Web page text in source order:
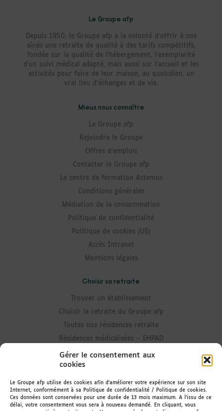
Gérer le consentement aux
cookies
Le Groupe afp utilise des cookies afin d’améliorer votre expérience sur son site
Internet, conformément à sa Politique de confidentialité / Politique de cookies.
Ces données sont conservées pour une durée de 13 mois maximum. A l’issu de ce
délai, votre consentement vous sera à nouveau demandé. En cliquant, vous
Le Groupe afp
Depuis 1950, le Groupe afp a la volonté d’offrir à nos
aînés une retraite de qualité à des tarifs compétitifs,
fondée sur la qualité de l’hébergement, l’exemplarité
d’un suivi médical adapté, mais aussi sur l’accueil et les
activités pour faire de leur maison, au quotidien, un
vrai lieu d’échanges et de vie.
Mieux nous connaître
Le Groupe afp
Rejoindre le Groupe
Offres d’emplois
Contacter le Groupe afp
Le centre de formation Actemos
Conditions générales
Médiation de la consommation
Politique de confidentialité
Politique de cookies (UE)
Accès Intranet
Mentions légales
Choisir sa retraite
Trouver un établissement
Choisir la retraite du Groupe afp
Toutes nos résidences retraite
Résidences médicalisées – EHPAD
Résidences avec Unité Alzheimer
Résidences senior
Résidences avec accueil de jour
Résidences avec portage de repas